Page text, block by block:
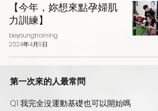
【今年，妳想來點孕婦肌
力訓練】
beyoungtraining
2024年4月9日
第一次來的人最常問
Q1 我完全沒運動基礎也可以開始嗎